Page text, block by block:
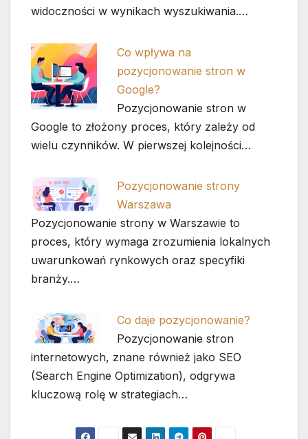
widoczności w wynikach wyszukiwania.…
Co wpływa na
pozycjonowanie stron w
Google?
Pozycjonowanie stron w
Google to złożony proces, który zależy od
wielu czynników. W pierwszej kolejności…
Pozycjonowanie strony
Warszawa
Pozycjonowanie strony w Warszawie to
proces, który wymaga zrozumienia lokalnych
uwarunkowań rynkowych oraz specyfiki
branży.…
Co daje pozycjonowanie?
Pozycjonowanie stron
internetowych, znane również jako SEO
(Search Engine Optimization), odgrywa
kluczową rolę w strategiach…